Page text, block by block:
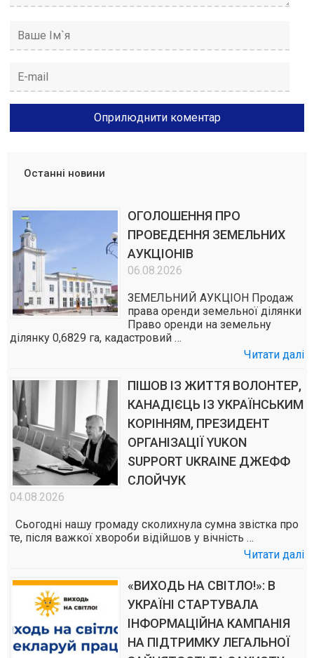
Останні новини
ОГОЛОШЕННЯ ПРО
ПРОВЕДЕННЯ ЗЕМЕЛЬНИХ
АУКЦІОНІВ
06.08.2026
ЗЕМЕЛЬНИЙ АУКЦІОН Продаж
права оренди земельної ділянки
Право оренди на земельну
ділянку 0,6829 га, кадастровий …
Читати далі
ПІШОВ ІЗ ЖИТТЯ ВОЛОНТЕР,
КАНАДІЄЦЬ ІЗ УКРАЇНСЬКИМ
КОРІННЯМ, ПРЕЗИДЕНТ
ОРГАНІЗАЦІЇ YUKON
SUPPORT UKRAINE ДЖЕФФ
СЛОЙЧУК
04.08.2026
Сьогодні нашу громаду сколихнула сумна звістка про
те, після важкої хвороби відійшов у вічність …
Читати далі
«ВИХОДЬ НА СВІТЛО!»: В
УКРАЇНІ СТАРТУВАЛА
ІНФОРМАЦІЙНА КАМПАНІЯ
НА ПІДТРИМКУ ЛЕГАЛЬНОЇ